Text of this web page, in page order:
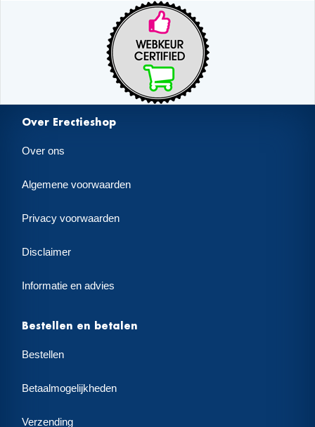
Over Erectieshop
Over ons
Algemene voorwaarden
Privacy voorwaarden
Disclaimer
Informatie en advies
Bestellen en betalen
Bestellen
Betaalmogelijkheden
Verzending